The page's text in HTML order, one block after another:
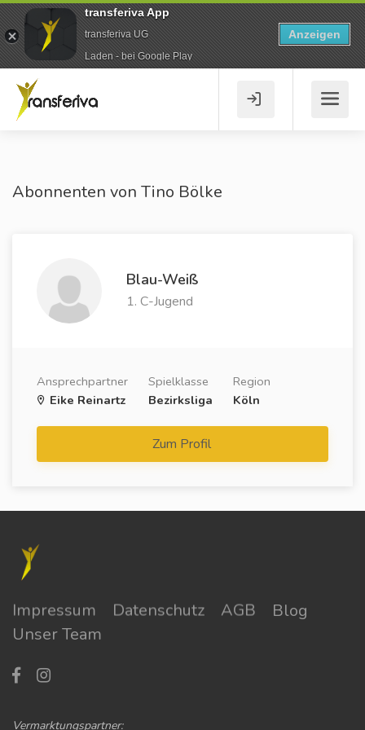
Abonnenten von Tino Bölke
Blau-Weiß
1. C-Jugend
Ansprechpartner
Eike Reinartz
Spielklasse
Bezirksliga
Region
Köln
Zum Profil
Impressum Datenschutz AGB
Blog
Unser Team
Vermarktungspartner:
transferiva App
transferiva UG
Laden - bei Google Play
Anzeigen